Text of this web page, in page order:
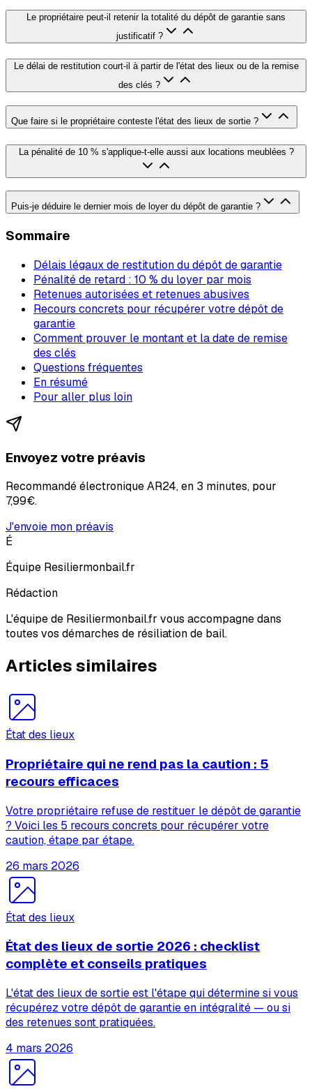
Le propriétaire peut-il retenir la totalité du dépôt de garantie sans
justificatif ?
Le délai de restitution court-il à partir de l'état des lieux ou de la remise
des clés ?
Que faire si le propriétaire conteste l'état des lieux de sortie ?
La pénalité de 10 % s'applique-t-elle aussi aux locations meublées ?
Puis-je déduire le dernier mois de loyer du dépôt de garantie ?
Sommaire
Délais légaux de restitution du dépôt de garantie
Pénalité de retard : 10 % du loyer par mois
Retenues autorisées et retenues abusives
Recours concrets pour récupérer votre dépôt de
garantie
Comment prouver le montant et la date de remise
des clés
Questions fréquentes
En résumé
Pour aller plus loin
Envoyez votre préavis
Recommandé électronique AR24, en 3 minutes, pour
7,99€.
J'envoie mon préavis
É
Équipe Resiliermonbail.fr
Rédaction
L'équipe de Resiliermonbail.fr vous accompagne dans
toutes vos démarches de résiliation de bail.
Articles similaires
État des lieux
Propriétaire qui ne rend pas la caution : 5
recours efficaces
Votre propriétaire refuse de restituer le dépôt de garantie
? Voici les 5 recours concrets pour récupérer votre
caution, étape par étape.
26 mars 2026
État des lieux
État des lieux de sortie 2026 : checklist
complète et conseils pratiques
L'état des lieux de sortie est l'étape qui détermine si vous
récupérez votre dépôt de garantie en intégralité — ou si
des retenues sont pratiquées.
4 mars 2026